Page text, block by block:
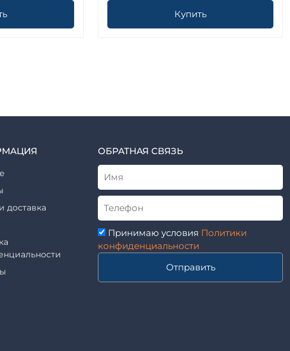
Купить
доставка
ОБРАТНАЯ СВЯЗЬ
Принимаю условия Политики
конфиденциальности
Отправить